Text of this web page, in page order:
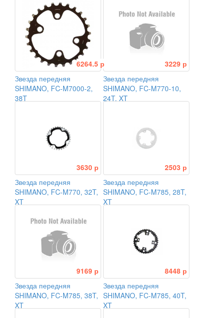
6264.5 р
Звезда передняя
SHIMANO, FC-M7000-2,
38T
3229 р
Звезда передняя
SHIMANO, FC-M770-10,
24T, XT
3630 р
Звезда передняя
SHIMANO, FC-M770, 32T,
XT
2503 р
Звезда передняя
SHIMANO, FC-M785, 28T,
XT
9169 р
Звезда передняя
SHIMANO, FC-M785, 38T,
XT
8448 р
Звезда передняя
SHIMANO, FC-M785, 40T,
XT